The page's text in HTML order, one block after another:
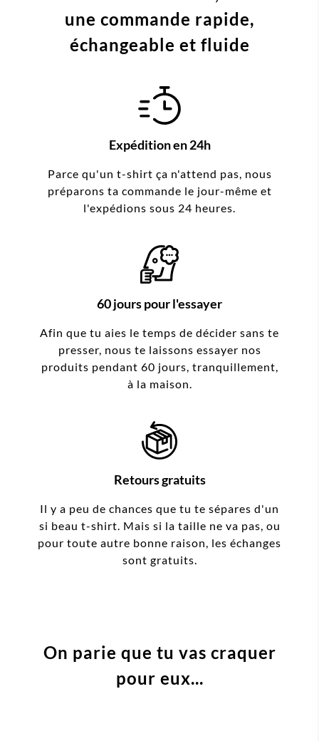
une commande rapide,
échangeable et fluide
Expédition en 24h
Parce qu'un t-shirt ça n'attend pas, nous
préparons ta commande le jour-même et
l'expédions sous 24 heures.
60 jours pour l'essayer
Afin que tu aies le temps de décider sans te
presser, nous te laissons essayer nos
produits pendant 60 jours, tranquillement,
à la maison.
Retours gratuits
Il y a peu de chances que tu te sépares d'un
si beau t-shirt. Mais si la taille ne va pas, ou
pour toute autre bonne raison, les échanges
sont gratuits.
On parie que tu vas craquer
pour eux...